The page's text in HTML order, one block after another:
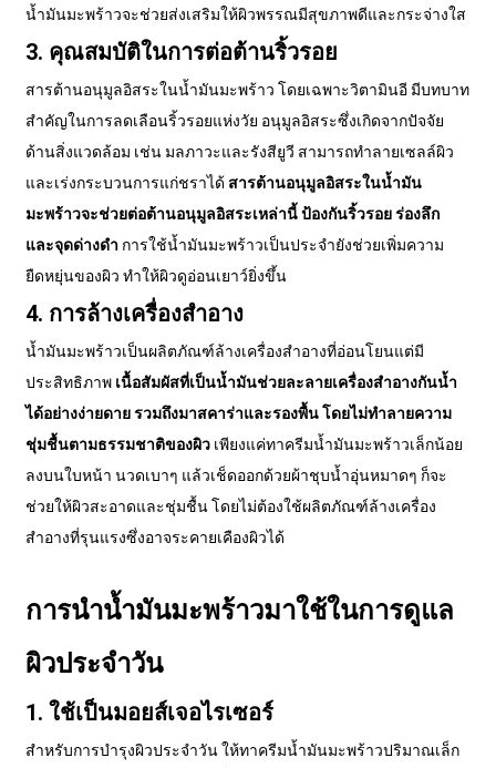
น้ำมันมะพร้าวจะช่วยส่งเสริมให้ผิวพรรณมีสุขภาพดีและกระจ่างใส
3. คุณสมบัติในการต่อต้านริ้วรอย
สารต้านอนุมูลอิสระในน้ำมันมะพร้าว โดยเฉพาะวิตามินอี มีบทบาท
สำคัญในการลดเลือนริ้วรอยแห่งวัย อนุมูลอิสระซึ่งเกิดจากปัจจัย
ด้านสิ่งแวดล้อม เช่น มลภาวะและรังสียูวี สามารถทำลายเซลล์ผิว
และเร่งกระบวนการแก่ชราได้ สารต้านอนุมูลอิสระในน้ำมัน
มะพร้าวจะช่วยต่อต้านอนุมูลอิสระเหล่านี้ ป้องกันริ้วรอย ร่องลึก
และจุดด่างดำ การใช้น้ำมันมะพร้าวเป็นประจำยังช่วยเพิ่มความ
ยืดหยุ่นของผิว ทำให้ผิวดูอ่อนเยาว์ยิ่งขึ้น
4. การล้างเครื่องสำอาง
น้ำมันมะพร้าวเป็นผลิตภัณฑ์ล้างเครื่องสำอางที่อ่อนโยนแต่มี
ประสิทธิภาพ เนื้อสัมผัสที่เป็นน้ำมันช่วยละลายเครื่องสำอางกันน้ำ
ได้อย่างง่ายดาย รวมถึงมาสคาร่าและรองพื้น โดยไม่ทำลายความ
ชุ่มชื้นตามธรรมชาติของผิวเพียงแค่ทาครีมน้ำมันมะพร้าวเล็กน้อย
ลงบนใบหน้า นวดเบาๆ แล้วเช็ดออกด้วยผ้าชุบน้ำอุ่นหมาดๆ ก็จะ
ช่วยให้ผิวสะอาดและชุ่มชื้น โดยไม่ต้องใช้ผลิตภัณฑ์ล้างเครื่อง
สำอางที่รุนแรงซึ่งอาจระคายเคืองผิวได้
การนำน้ำมันมะพร้าวมาใช้ในการดูแล
ผิวประจำวัน
1. ใช้เป็นมอยส์เจอไรเซอร์
สำหรับการบำรุงผิวประจำวัน ให้ทาครีมน้ำมันมะพร้าวปริมาณเล็ก